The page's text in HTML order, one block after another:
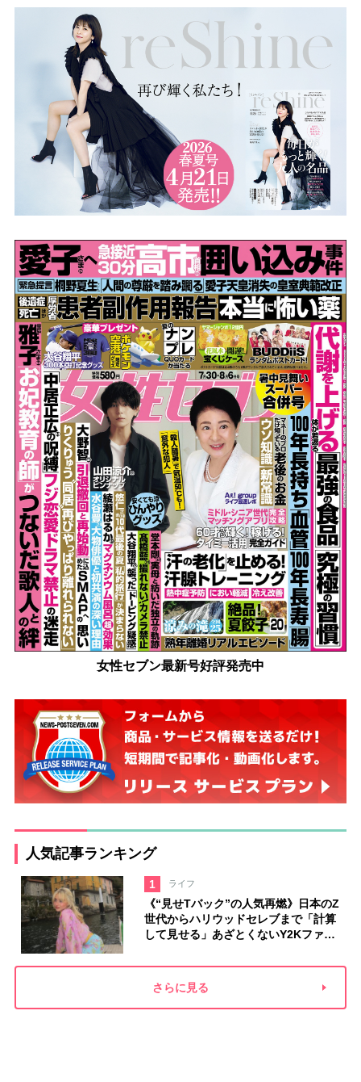
女性セブン最新号好評発売中
人気記事ランキング
1 ライフ
《“見せTバック”の人気再燃》日本のZ
世代からハリウッドセレブまで「計算
して見せる」あざとくないY2Kファッ
さらに見る